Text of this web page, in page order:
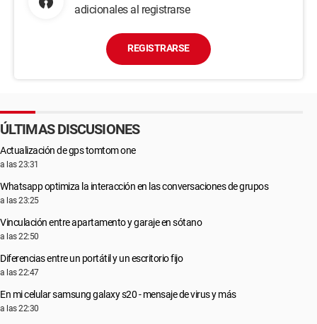
adicionales al registrarse
REGISTRARSE
ÚLTIMAS DISCUSIONES
Actualización de gps tomtom one
a las 23:31
Whatsapp optimiza la interacción en las conversaciones de grupos
a las 23:25
Vinculación entre apartamento y garaje en sótano
a las 22:50
Diferencias entre un portátil y un escritorio fijo
a las 22:47
En mi celular samsung galaxy s20 - mensaje de virus y más
a las 22:30